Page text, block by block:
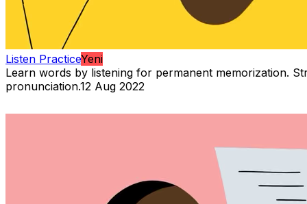
Listen PracticeYeni
Learn words by listening for permanent memorization.
pronunciation.12 Aug 2022